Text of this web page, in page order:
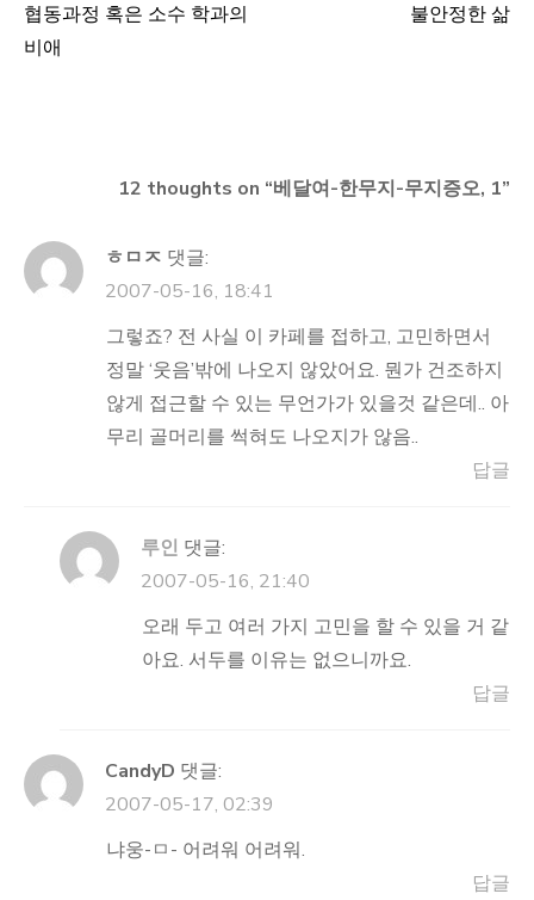
글
협동과정 혹은 소수 학과의
비애
불안정한 삶
12 thoughts on “베달여-한무지-무지증오, 1”
ㅎㅁㅈ 댓글:
2007-05-16, 18:41
그렇죠? 전 사실 이 카페를 접하고, 고민하면서
정말 ‘웃음’밖에 나오지 않았어요. 뭔가 건조하지
않게 접근할 수 있는 무언가가 있을것 같은데.. 아
무리 골머리를 썩혀도 나오지가 않음..
답글
루인 댓글:
2007-05-16, 21:40
오래 두고 여러 가지 고민을 할 수 있을 거 같
아요. 서두를 이유는 없으니까요.
답글
CandyD 댓글:
2007-05-17, 02:39
냐웅-ㅁ- 어려워 어려워.
답글